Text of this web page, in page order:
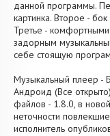
данной программы.
картинка. Второе -
Третье -
задорным
себе стоящую
Музыкальный плеер -
Андроид (Все
файлов - 1.8.0, в
неточности
исполнитель